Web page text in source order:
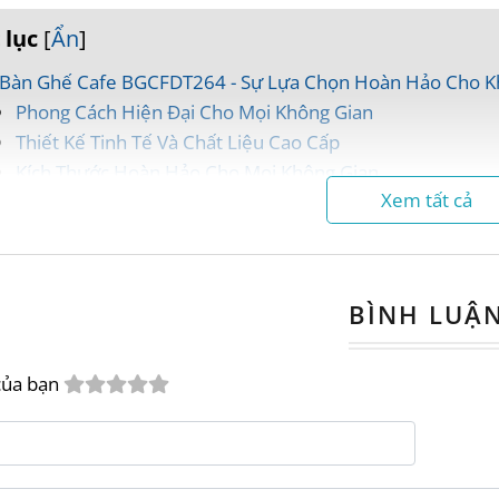
lục [Ẩn]
Ghế Cafe BGCFDT264 - Sự Lựa Chọn Hoàn Hảo Cho
Phong Cách Hiện Đại Cho Mọi Không Gian
Thiết Kế Tinh Tế Và Chất Liệu Cao Cấp
Kích Thước Hoàn Hảo Cho Mọi Không Gian
Ưu Điểm Vượt Trội - Lựa Chọn Không Thể Bỏ Qua
Chính Sách Bán Hàng Hấp Dẫn Từ Nội Thất Đức Thông
Liên Hệ Ngay Để Nhận Ưu Đãi Đặc Biệt
Ghế Cafe BGCFDT264 - Sự Lựa
tìm kiếm mộtbộ bàn ghế cafevừa hiện đại,
nhau?Bộ Bàn Ghế Cafe BGCFDT264
Xem tất cả
BÌNH
bạn